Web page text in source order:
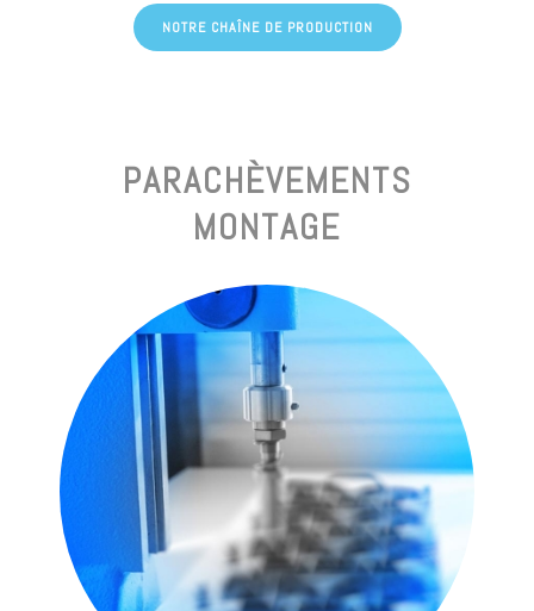
NOTRE CHAÎNE DE PRODUCTION
PARACHÈVEMENTS
MONTAGE